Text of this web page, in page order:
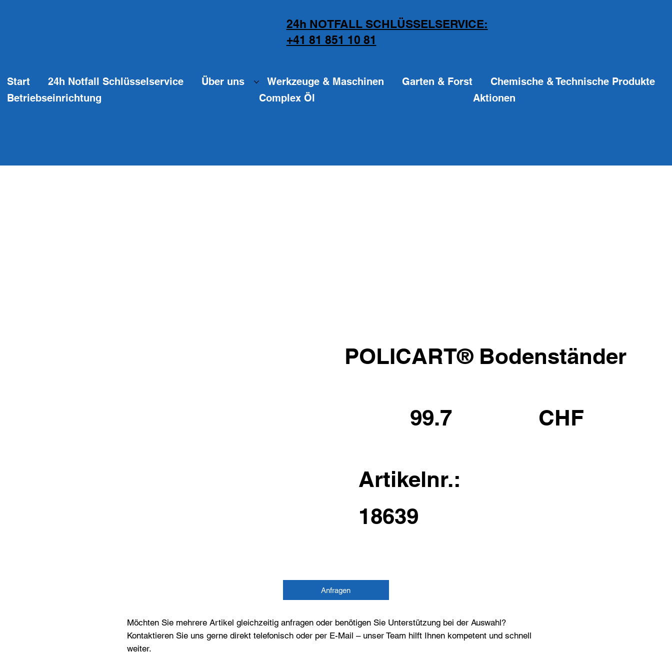
24h NOTFALL SCHLÜSSELSERVICE:
+41 81 851 10 81
Start 24h Notfall Schlüsselservice Über uns Werkzeuge & Maschinen Garten & Forst
Chemische & Technische Produkte
Betriebseinrichtung
Complex Öl Aktionen
POLICART® Bodenständer
99.7 CHF
Artikelnr.:
18639
Anfragen
Möchten Sie mehrere Artikel gleichzeitig anfragen oder benötigen Sie Unterstützung bei der Auswahl?
Kontaktieren Sie uns gerne direkt telefonisch oder per E-Mail – unser Team hilft Ihnen kompetent und schnell
weiter.